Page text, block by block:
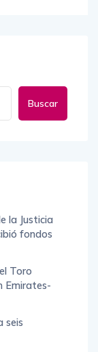
Buscar
la Justicia
fondos
Toro
Emirates-
seis